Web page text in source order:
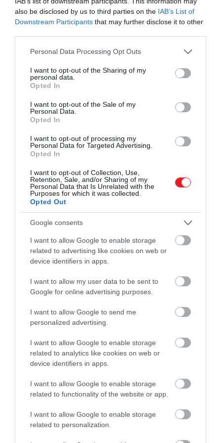
also be disclosed by us to third parties on the IAB’s List of
Downstream Participants that may further disclose it to other
Please note that this website/app uses one or more Google
not limited to your visit or usage behaviour. You may click to
grant or deny consent to Google and its third-party tags to
use your data for below specified purposes in below Google
consent section.
Personal Data Processing Opt Outs
I want to opt-out of the Sharing of my
personal data.
Opted In
I want to opt-out of the Sale of my
Personal Data.
Opted In
I want to opt-out of processing my
Personal Data for Targeted Advertising.
Opted In
I want to opt-out of Collection, Use,
Retention, Sale, and/or Sharing of my
Personal Data that Is Unrelated with the
Purposes for which it was collected.
Opted Out
Google consents
I want to allow Google to enable storage
related to advertising like cookies on web or
device identifiers in apps.
I want to allow my user data to be sent to
Google for online advertising purposes.
I want to allow Google to send me
personalized advertising.
I want to allow Google to enable storage
related to analytics like cookies on web or
device identifiers in apps.
I want to allow Google to enable storage
related to functionality of the website or app.
I want to allow Google to enable storage
related to personalization.
5 állat, ami sokkal okosabb, mint
gondolnád
salgótarjáni hegyeket” Facebook-csoportba,
szeptember 22-én feltöltött videóra, amelyen az
vonulva tör ki hangos bőgésbe. A jelenség igazi
ritkaságnak számít: még az erdő mélyét is sok ideig
bikák hangját – most ehhez az élményhez volt
szerencséje a városlakóknak.
A videótezen a linkentekinthetjük meg.
Akármennyire is különleges jelenség, nem
árt az óvatosság sem: a szarvasok ugyanis
ilyenkor izgatottabbak és agresszívabbak
is, így ajánlott ébernek maradni, és
megtartani a kellő távolságot az állatoktól.
A kipusztulás szélén: 6 állat, amiből alig
pár tucat él a világon
Több tucat példányból álló szarvasrudlit
kaptak lencsevégre a Bakonyban
A Szahara egykor egy zöldellő mező
lehetett, ahol szarvasmarhákat